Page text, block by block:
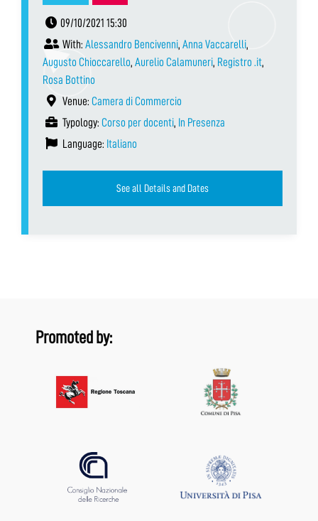
09/10/2021 15:30
With: Alessandro Bencivenni, Anna Vaccarelli,
Augusto Chioccarello, Aurelio Calamuneri, Registro .it,
Rosa Bottino
Venue: Camera di Commercio
Typology: Corso per docenti, In Presenza
Language: Italiano
See all Details and Dates
Promoted by: